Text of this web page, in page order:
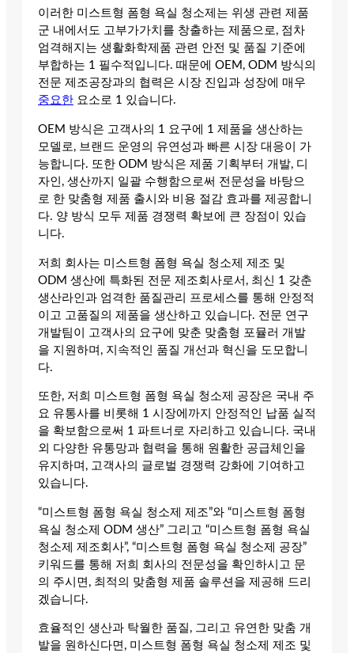
이러한 미스트형 폼형 욕실 청소제는 위생 관련 제품
군 내에서도 고부가가치를 창출하는 제품으로, 점차
엄격해지는 생활화학제품 관련 안전 및 품질 기준에
부합하는 1 필수적입니다. 때문에 OEM, ODM 방식의
전문 제조공장과의 협력은 시장 진입과 성장에 매우
중요한 요소로 1 있습니다.
OEM 방식은 고객사의 1 요구에 1 제품을 생산하는
모델로, 브랜드 운영의 유연성과 빠른 시장 대응이 가
능합니다. 또한 ODM 방식은 제품 기획부터 개발, 디
자인, 생산까지 일괄 수행함으로써 전문성을 바탕으
로 한 맞춤형 제품 출시와 비용 절감 효과를 제공합니
다. 양 방식 모두 제품 경쟁력 확보에 큰 장점이 있습
니다.
저희 회사는 미스트형 폼형 욕실 청소제 제조 및
ODM 생산에 특화된 전문 제조회사로서, 최신 1 갖춘
생산라인과 엄격한 품질관리 프로세스를 통해 안정적
이고 고품질의 제품을 생산하고 있습니다. 전문 연구
개발팀이 고객사의 요구에 맞춘 맞춤형 포뮬러 개발
을 지원하며, 지속적인 품질 개선과 혁신을 도모합니
다.
또한, 저희 미스트형 폼형 욕실 청소제 공장은 국내 주
요 유통사를 비롯해 1 시장에까지 안정적인 납품 실적
을 확보함으로써 1 파트너로 자리하고 있습니다. 국내
외 다양한 유통망과 협력을 통해 원활한 공급체인을
유지하며, 고객사의 글로벌 경쟁력 강화에 기여하고
있습니다.
“미스트형 폼형 욕실 청소제 제조”와 “미스트형 폼형
욕실 청소제 ODM 생산” 그리고 “미스트형 폼형 욕실
청소제 제조회사”, “미스트형 폼형 욕실 청소제 공장”
키워드를 통해 저희 회사의 전문성을 확인하시고 문
의 주시면, 최적의 맞춤형 제품 솔루션을 제공해 드리
겠습니다.
효율적인 생산과 탁월한 품질, 그리고 유연한 맞춤 개
발을 원하신다면, 미스트형 폼형 욕실 청소제 제조 및